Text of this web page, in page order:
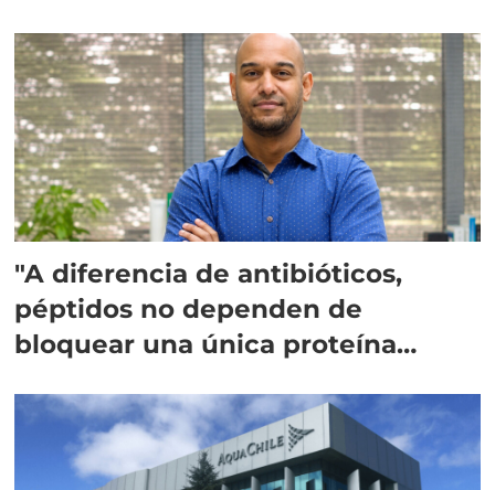
"A diferencia de antibióticos,
péptidos no dependen de
bloquear una única proteína